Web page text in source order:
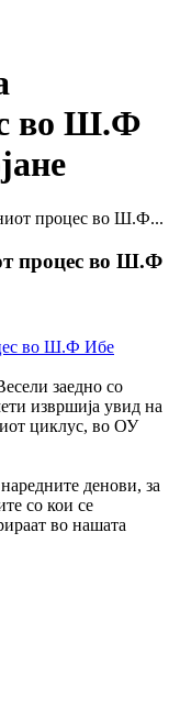
во Ш.Ф
процес во Ш.Ф...
процес во Ш.Ф
заедно со
извршиja увид на
циклус, во ОУ
денови, за
со кои се
во нашата